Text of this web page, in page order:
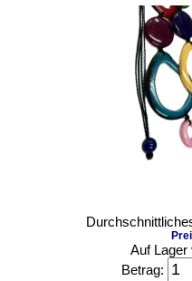
Auf Lager
Betrag: